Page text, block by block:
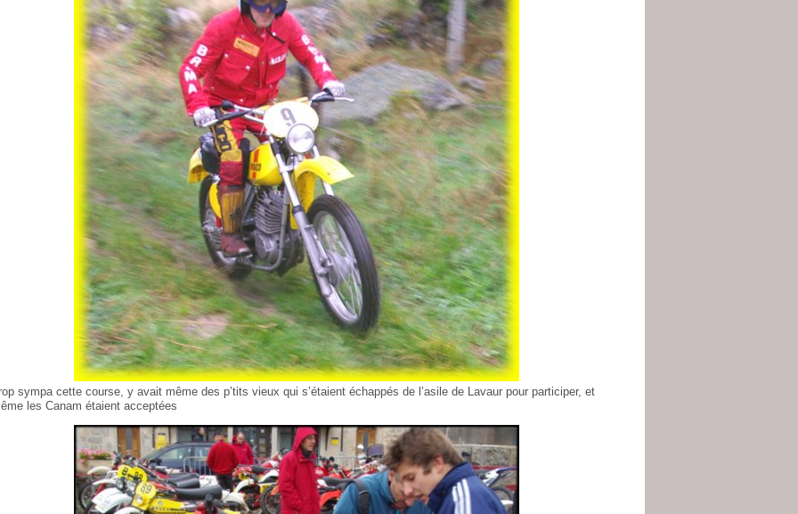
sympa cette course, y avait même des p’tits vieux qui s’étaient échappés de l’asile de Lavaur pour participer, et
les Canam étaient acceptées